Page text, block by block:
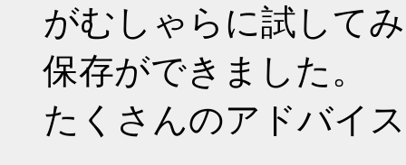
がむしゃらに試して
保存ができました。
たくさんのアドバイ